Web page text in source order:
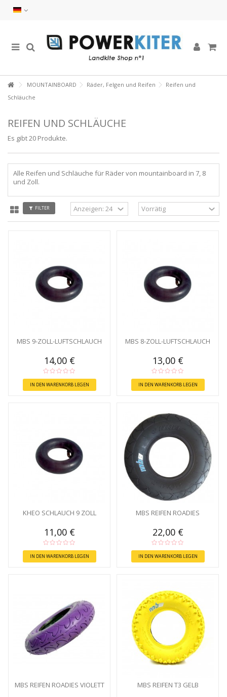
MOUNTAINBOARD Räder, Felgen und Reifen
Reifen und
Schläuche
REIFEN UND SCHLÄUCHE
Es gibt 20 Produkte.
Alle Reifen und Schläuche für Räder von mountainboard in 7, 8
und Zoll.
FILTER
MBS 9-ZOLL-LUFTSCHLAUCH
14,00 €
IN DEN WARENKORB LEGEN
MBS 8-ZOLL-LUFTSCHLAUCH
13,00 €
IN DEN WARENKORB LEGEN
KHEO SCHLAUCH 9 ZOLL
11,00 €
IN DEN WARENKORB LEGEN
MBS REIFEN ROADIES
22,00 €
IN DEN WARENKORB LEGEN
MBS REIFEN ROADIES VIOLETT MBS REIFEN T3 GELB